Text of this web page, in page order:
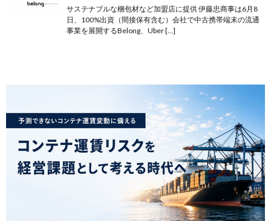
サステナブルな梱包材など加盟店に提供 伊藤忠商事は6月8
日、100%出資（間接保有含む）会社で中古携帯端末の流通
事業を展開するBelong、Uber […]